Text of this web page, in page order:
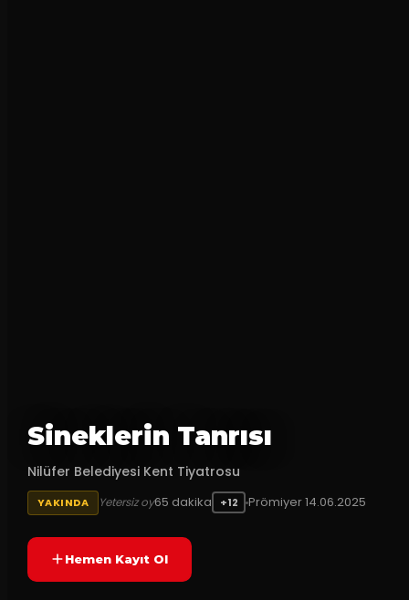
Sineklerin Tanrısı
Nilüfer Belediyesi Kent Tiyatrosu
YAKINDA Yetersiz oy65 dakika +12 Prömiyer14.06.2025
Hemen Kayıt Ol